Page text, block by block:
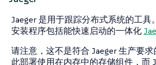
Jaeger 是用于跟踪分布式系统的工具
安装程序包括能快速启动的一体化
请注意，这不是符合 Jaeger 生产要求
此部署使用在内存中的存储组件，而